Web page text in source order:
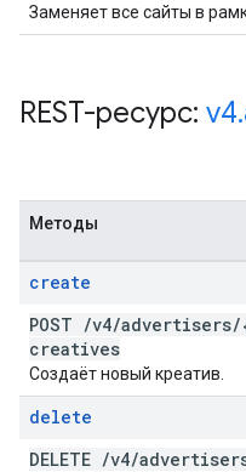
Заменяет все сайты в
REST-ресурс: v4.
Методы
create
POST /v4/advertisers/
creatives
Создаёт новый креатив.
delete
DELETE /v4/